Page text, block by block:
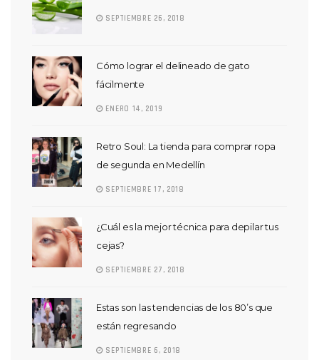
SEPTIEMBRE 26, 2018
Cómo lograr el delineado de gato
fácilmente
ENERO 14, 2019
Retro Soul: La tienda para comprar ropa
de segunda en Medellín
SEPTIEMBRE 17, 2018
¿Cuál es la mejor técnica para depilar tus
cejas?
SEPTIEMBRE 27, 2018
Estas son las tendencias de los 80’s que
están regresando
SEPTIEMBRE 6, 2018